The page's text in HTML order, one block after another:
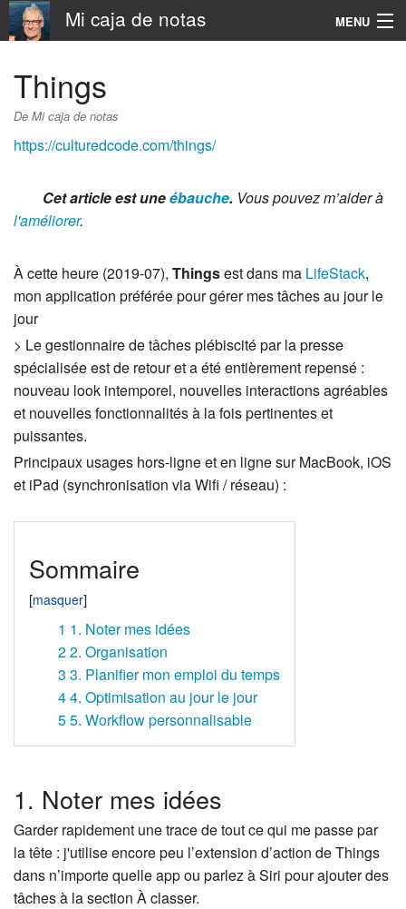
Mi caja de notas MENU
Things
De Mi caja de notas
https://culturedcode.com/things/
Cet article est uneébauche. Vous pouvez m’aider à
l'améliorer.
À cette heure (2019-07), Thingsest dans ma LifeStack,
mon application préférée pour gérer mes tâches au jour le
jour
> Le gestionnaire de tâches plébiscité par la presse
spécialisée est de retour et a été entièrement repensé :
nouveau look intemporel, nouvelles interactions agréables
et nouvelles fonctionnalités à la fois pertinentes et
puissantes.
Principaux usages hors-ligne et en ligne sur MacBook, iOS
et iPad (synchronisation via Wifi / réseau) :
Sommaire
1 1. Noter mes idées
22. Organisation
3 3. Planifier mon emploi du temps
44. Optimisation au jour le jour
55. Workflow personnalisable
1. Noter mes idées
Garder rapidement une trace de tout ce qui me passe par
la tête : j'utilise encore peu l’extension d’action de Things
dans n’importe quelle app ou parlez à Siri pour ajouter des
tâches à la section À classer.